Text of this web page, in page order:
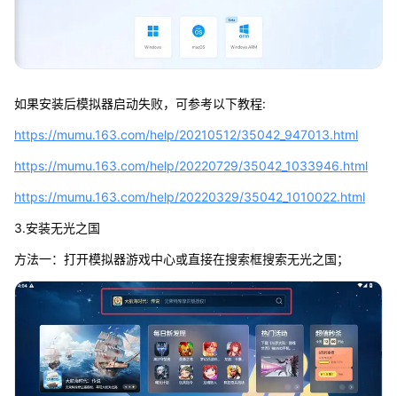
如果安装后模拟器启动失败，可参考以下教程:
https://mumu.163.com/help/20210512/35042_947013.html
https://mumu.163.com/help/20220729/35042_1033946.html
https://mumu.163.com/help/20220329/35042_1010022.html
3.安装无光之国
方法一：打开模拟器游戏中心或直接在搜索框搜索无光之国；